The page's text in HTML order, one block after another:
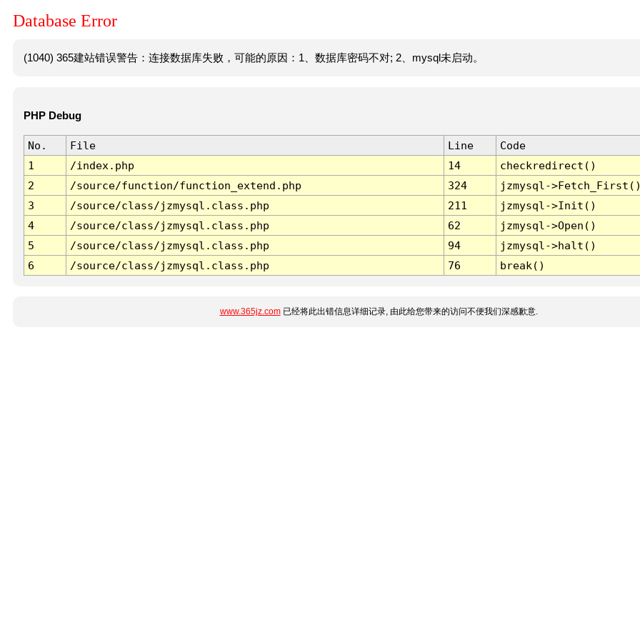
Database Error
(1040) 365建站错误警告：连接数据库失败，可能的原因：1、数据库密码不对; 2、mysql未启动。
PHP Debug
No. File Line
Code
1
/index.php 14
checkredirect()
2
/source/function/function_extend.php 324
jzmysql-
3
/source/class/jzmysql.class.php 211
jzmysql->Init()
4
/source/class/jzmysql.class.php 62
jzmysql->Open()
5
/source/class/jzmysql.class.php 94
jzmysql->halt()
6
/source/class/jzmysql.class.php 76 break()
www.365jz.com已经将此出错信息详细记录, 由此给您带来的访问不便我们深感歉意.